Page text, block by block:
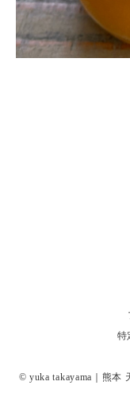
特
© yuka takayama｜熊本